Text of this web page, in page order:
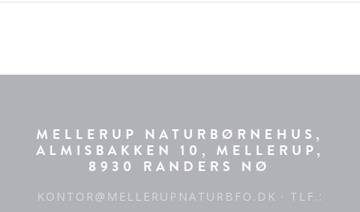
MELLERUP NATURBØRNEHUS,
ALMISBAKKEN 10, MELLERUP,
8930 RANDERS NØ
KONTOR@MELLERUPNATURBFO.DK · TLF.: